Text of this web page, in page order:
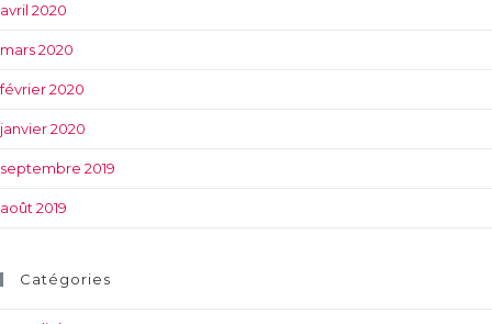
avril 2020
mars 2020
février 2020
janvier 2020
septembre 2019
août 2019
Catégories